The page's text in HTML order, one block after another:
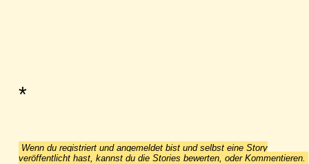
*
Wenn du registriert und angemeldet bist und selbst eine Story
veröffentlicht hast, kannst du die Stories bewerten, oder Kommentieren.